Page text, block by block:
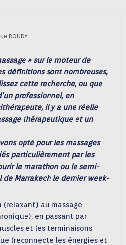
ROUDY
» sur le moteur de
définitions sont nombreuses,
cette recherche, ou que
professionnel, en
il y a une réelle
thérapeutique et un
opté pour les massages
particulièrement par les
le marathon ou le semi-
Marrakech le dernier week-
(relaxant) au massage
en passant par
et les terminaisons
(reconnecte les énergies et